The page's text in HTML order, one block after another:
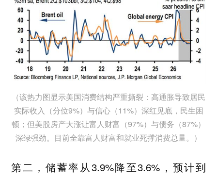
（该热力图显示美国消费结构严重撕裂：高通胀导致居民
实际收入（分位9%）与信心（11%）深红见底，民生困
顿；但美股房产大涨让富人财富（97%）与债务（87%）
深绿强劲。目前全靠富人财富和就业死撑消费总量。）
第二，储蓄率从3.9%降至3.6%，预计到